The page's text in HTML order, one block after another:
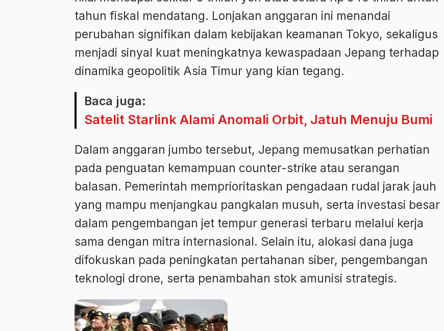
tahun fiskal mendatang. Lonjakan anggaran ini menandai
perubahan signifikan dalam kebijakan keamanan Tokyo, sekaligus
menjadi sinyal kuat meningkatnya kewaspadaan Jepang terhadap
dinamika geopolitik Asia Timur yang kian tegang.
Baca juga:
Satelit Starlink Alami Anomali Orbit, Jatuh Menuju Bumi
Dalam anggaran jumbo tersebut, Jepang memusatkan perhatian
pada penguatan kemampuan counter-strike atau serangan
balasan. Pemerintah memprioritaskan pengadaan rudal jarak jauh
yang mampu menjangkau pangkalan musuh, serta investasi besar
dalam pengembangan jet tempur generasi terbaru melalui kerja
sama dengan mitra internasional. Selain itu, alokasi dana juga
difokuskan pada peningkatan pertahanan siber, pengembangan
teknologi drone, serta penambahan stok amunisi strategis.